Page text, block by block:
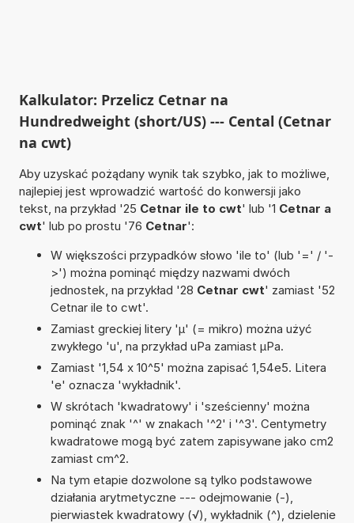
Kalkulator: Przelicz Cetnar na
Hundredweight (short/US) --- Cental (Cetnar
na cwt)
Aby uzyskać pożądany wynik tak szybko, jak to możliwe,
najlepiej jest wprowadzić wartość do konwersji jako
tekst, na przykład '25 Cetnar ile to cwt' lub '1 Cetnar a
cwt' lub po prostu '76 Cetnar':
W większości przypadków słowo 'ile to' (lub '=' / '-
>') można pominąć między nazwami dwóch
jednostek, na przykład '28 Cetnar cwt' zamiast '52
Cetnar ile to cwt'.
Zamiast greckiej litery 'µ' (= mikro) można użyć
zwykłego 'u', na przykład uPa zamiast µPa.
Zamiast '1,54 x 10^5' można zapisać 1,54e5. Litera
'e' oznacza 'wykładnik'.
W skrótach 'kwadratowy' i 'sześcienny' można
pominąć znak '^' w znakach '^2' i '^3'. Centymetry
kwadratowe mogą być zatem zapisywane jako cm2
zamiast cm^2.
Na tym etapie dozwolone są tylko podstawowe
działania arytmetyczne --- odejmowanie (-),
pierwiastek kwadratowy (√), wykładnik (^), dzielenie